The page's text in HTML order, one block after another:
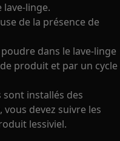
lave-linge.
de la présence de
dans le lave-linge
produit et par un cycle
installés des
devez suivre les
lessiviel.